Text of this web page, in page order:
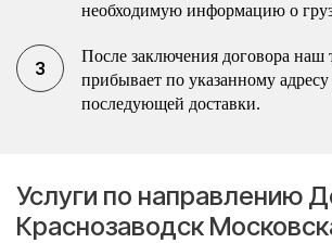
необходимую информацию о
После заключения договора наш
прибывает по указанному адресу
последующей доставки.
Услуги по направлению
Краснозаводск